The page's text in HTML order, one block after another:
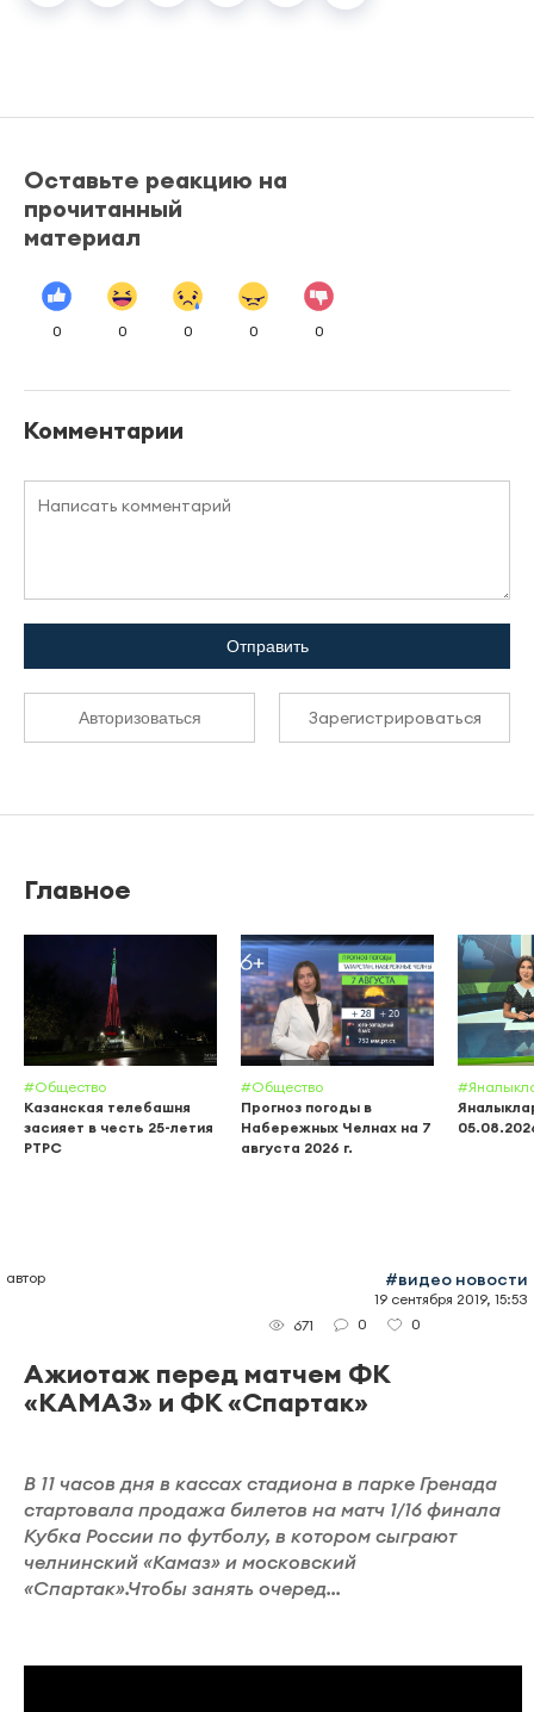
Оставьте реакцию на
прочитанный
материал
0 0 0 0 0
Комментарии
Отправить
Авторизоваться Зарегистрироваться
Главное
#Общество
Казанская телебашня
засияет в честь 25-летия
РТРС
#Общество
Прогноз погоды в
Набережных Челнах на 7
августа 2026 г.
автор #видео новости
19 сентября 2019, 15:53
671
0 0
Ажиотаж перед матчем ФК
«КАМАЗ» и ФК «Спартак»
В 11 часов дня в кассах стадиона в парке Гренада
стартовала продажа билетов на матч 1/16 финала
Кубка России по футболу, в котором сыграют
челнинский «Камаз» и московский
«Спартак».Чтобы занять очеред...